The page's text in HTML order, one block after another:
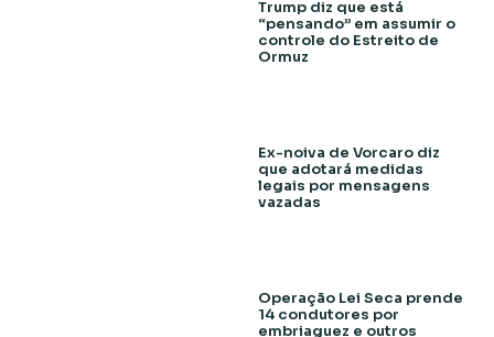
Trump diz que está
“pensando” em assumir o
controle do Estreito de
Ormuz
Ex-noiva de Vorcaro diz
que adotará medidas
legais por mensagens
vazadas
Operação Lei Seca prende
14 condutores por
embriaguez e outros